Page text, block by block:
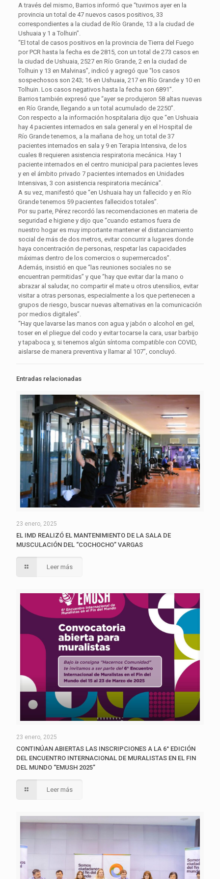
A través del mismo, Barrios informó que “tuvimos ayer en la
provincia un total de 47 nuevos casos positivos, 33
correspondientes a la ciudad de Río Grande, 13 a la ciudad de
Ushuaia y 1 a Tolhuin”.
“El total de casos positivos en la provincia de Tierra del Fuego
por PCR hasta la fecha es de 2815, con un total de 273 casos en
la ciudad de Ushuaia, 2527 en Río Grande, 2 en la ciudad de
Tolhuin y 13 en Malvinas”, indicó y agregó que “los casos
sospechosos son 243; 16 en Ushuaia, 217 en Río Grande y 10 en
Tolhuin. Los casos negativos hasta la fecha son 6891”.
Barrios también expresó que “ayer se produjeron 58 altas nuevas
en Río Grande, llegando a un total acumulado de 2250”.
Con respecto a la información hospitalaria dijo que “en Ushuaia
hay 4 pacientes internados en sala general y en el Hospital de
Río Grande tenemos, a la mañana de hoy, un total de 37
pacientes internados en sala y 9 en Terapia Intensiva, de los
cuales 8 requieren asistencia respiratoria mecánica. Hay 1
paciente internados en el centro municipal para pacientes leves
y en el ámbito privado 7 pacientes internados en Unidades
Intensivas, 3 con asistencia respiratoria mecánica”.
A su vez, manifestó que “en Ushuaia hay un fallecido y en Río
Grande tenemos 59 pacientes fallecidos totales”.
Por su parte, Pérez recordó las recomendaciones en materia de
seguridad e higiene y dijo que “cuando estamos fuera de
nuestro hogar es muy importante mantener el distanciamiento
social de más de dos metros, evitar concurrir a lugares donde
haya concentración de personas, respetar las capacidades
máximas dentro de los comercios o supermercados”.
Además, insistió en que “las reuniones sociales no se
encuentran permitidas” y que “hay que evitar dar la mano o
abrazar al saludar, no compartir el mate u otros utensilios, evitar
visitar a otras personas, especialmente a los que pertenecen a
grupos de riesgo, buscar nuevas alternativas en la comunicación
por medios digitales”.
“Hay que lavarse las manos con agua y jabón o alcohol en gel,
toser en el pliegue del codo y evitar tocarse la cara, usar barbijo
y tapaboca y, si tenemos algún síntoma compatible con COVID,
aislarse de manera preventiva y llamar al 107”, concluyó.
Entradas relacionadas
23 enero, 2025
EL IMD REALIZÓ EL MANTENIMIENTO DE LA SALA DE
MUSCULACIÓN DEL “COCHOCHO” VARGAS
Leer más
23 enero, 2025
CONTINÚAN ABIERTAS LAS INSCRIPCIONES A LA 6° EDICIÓN
DEL ENCUENTRO INTERNACIONAL DE MURALISTAS EN EL FIN
DEL MUNDO “EMUSH 2025”
Leer más